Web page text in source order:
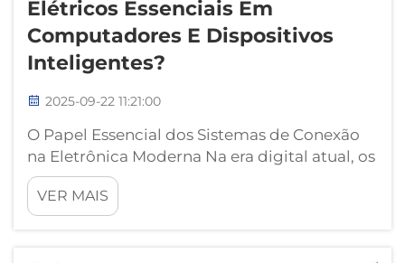
Elétricos Essenciais Em
Computadores E Dispositivos
Inteligentes?
2025-09-22 11:21:00
O Papel Essencial dos Sistemas de Conexão
na Eletrônica Moderna Na era digital atual, os
conectores elétricos atuam como heróis
anônimos do nosso mundo tecnológico.
Esses componentes aparentemente simples
VER MAIS